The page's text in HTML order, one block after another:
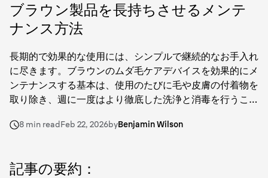
ブラウン製品を長持ちさせるメンテ
ナンス方法
長期的で効果的な使用には、シンプルで継続的なお手入れ
に尽きます。ブラウンのムダ毛ケアデバイスを効果的にメ
ンテナンスする基本は、使用のたびに毛や皮膚の付着物を
取り除き、週に一度はより徹底した洗浄と消毒を行うこ
網刃・内刃やエピレーターヘッドの摩耗を抑えられます。
ク・エピル 9 といったデバイスは、数カ月ではなく何年に
8 min readFeb 22, 2026byBenjamin Wilson
記事の要約：